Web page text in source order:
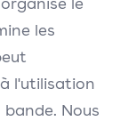
les
l'utilisation
Nous